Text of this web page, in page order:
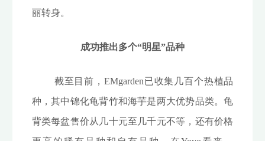
丽转身。
成功推出多个“明星”品种
截至目前，EMgarden已收集几百个热植品
种，其中锦化龟背竹和海芋是两大优势品类。龟
背类每盆售价从几十元至几千元不等，还有价格